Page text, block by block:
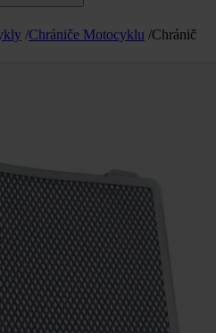
/Chrániče Motocyklu /Chránič